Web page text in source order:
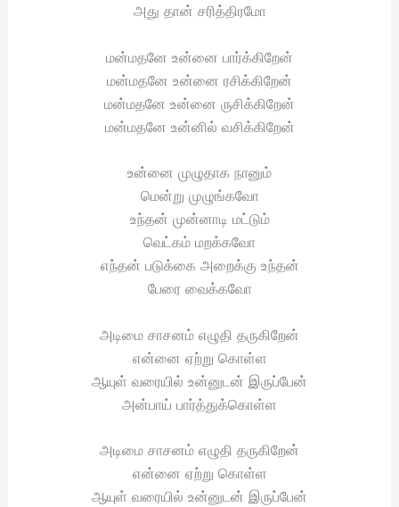
அது தான் சரித்திரமோ
மன்மதனே உன்னை பார்க்கிறேன்
மன்மதனே உன்னை ரசிக்கிறேன்
மன்மதனே உன்னை ருசிக்கிறேன்
மன்மதனே உன்னில் வசிக்கிறேன்
உன்னை முழுதாக நானும்
மென்று முழுங்கவோ
உந்தன் முன்னாடி மட்டும்
வெட்கம் மறக்கவோ
எந்தன் படுக்கை அறைக்கு உந்தன்
பேரை வைக்கவோ
அடிமை சாசனம் எழுதி தருகிறேன்
என்னை ஏற்று கொள்ள
ஆயுள் வரையில் உன்னுடன் இருப்பேன்
அன்பாய் பார்த்துக்கொள்ள
அடிமை சாசனம் எழுதி தருகிறேன்
என்னை ஏற்று கொள்ள
ஆயுள் வரையில் உன்னுடன் இருப்பேன்